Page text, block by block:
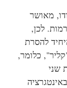
מאושר
לכן,
להסרת
כלומר,